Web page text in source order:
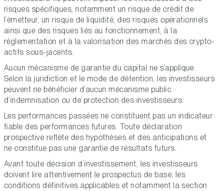
risques spécifiques, notamment un risque de crédit de
l’émetteur, un risque de liquidité, des risques opérationnels
ainsi que des risques liés au fonctionnement, à la
réglementation et à la valorisation des marchés des crypto-
actifs sous-jacents.
Aucun mécanisme de garantie du capital ne s’applique.
Selon la juridiction et le mode de détention, les investisseurs
peuvent ne bénéficier d’aucun mécanisme public
d’indemnisation ou de protection des investisseurs.
Les performances passées ne constituent pas un indicateur
fiable des performances futures. Toute déclaration
prospective reflète des hypothèses et des anticipations et
ne constitue pas une garantie de résultats futurs.
Avant toute décision d’investissement, les investisseurs
doivent lire attentivement le prospectus de base, les
conditions définitives applicables et notamment la section